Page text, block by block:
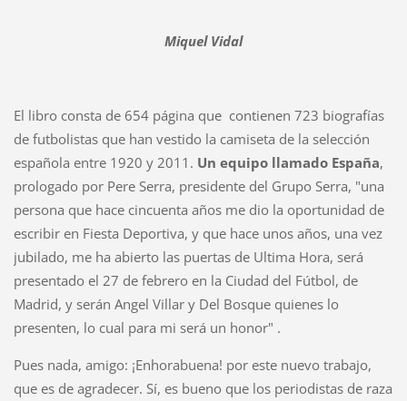
Miquel Vidal
El libro consta de 654 página que contienen 723 biografías
de futbolistas que han vestido la camiseta de la selección
española entre 1920 y 2011. Un equipo llamado España,
prologado por Pere Serra, presidente del Grupo Serra, "una
persona que hace cincuenta años me dio la oportunidad de
escribir en Fiesta Deportiva, y que hace unos años, una vez
jubilado, me ha abierto las puertas de Ultima Hora, será
presentado el 27 de febrero en la Ciudad del Fútbol, de
Madrid, y serán Angel Villar y Del Bosque quienes lo
presenten, lo cual para mi será un honor" .
Pues nada, amigo: ¡Enhorabuena! por este nuevo trabajo,
que es de agradecer. Sí, es bueno que los periodistas de raza